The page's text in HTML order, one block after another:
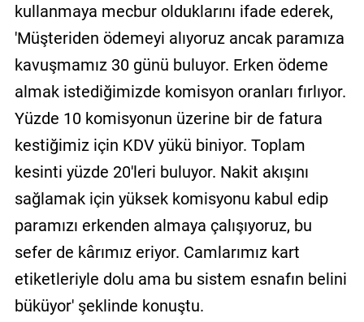
kullanmaya mecbur olduklarını ifade ederek,
'Müşteriden ödemeyi alıyoruz ancak paramıza
kavuşmamız 30 günü buluyor. Erken ödeme
almak istediğimizde komisyon oranları fırlıyor.
Yüzde 10 komisyonun üzerine bir de fatura
kestiğimiz için KDV yükü biniyor. Toplam
kesinti yüzde 20'leri buluyor. Nakit akışını
sağlamak için yüksek komisyonu kabul edip
paramızı erkenden almaya çalışıyoruz, bu
sefer de kârımız eriyor. Camlarımız kart
etiketleriyle dolu ama bu sistem esnafın belini
büküyor' şeklinde konuştu.